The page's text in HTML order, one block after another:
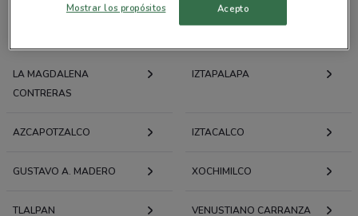
Ofertas folletos y catálogos por ciudad a tu
LA MAGDALENA
CONTRERAS
IZTAPALAPA
AZCAPOTZALCO IZTACALCO
GUSTAVO A. MADERO XOCHIMILCO
TLALPAN VENUSTIANO CARRANZA
Mostrar los propósitos Acepto